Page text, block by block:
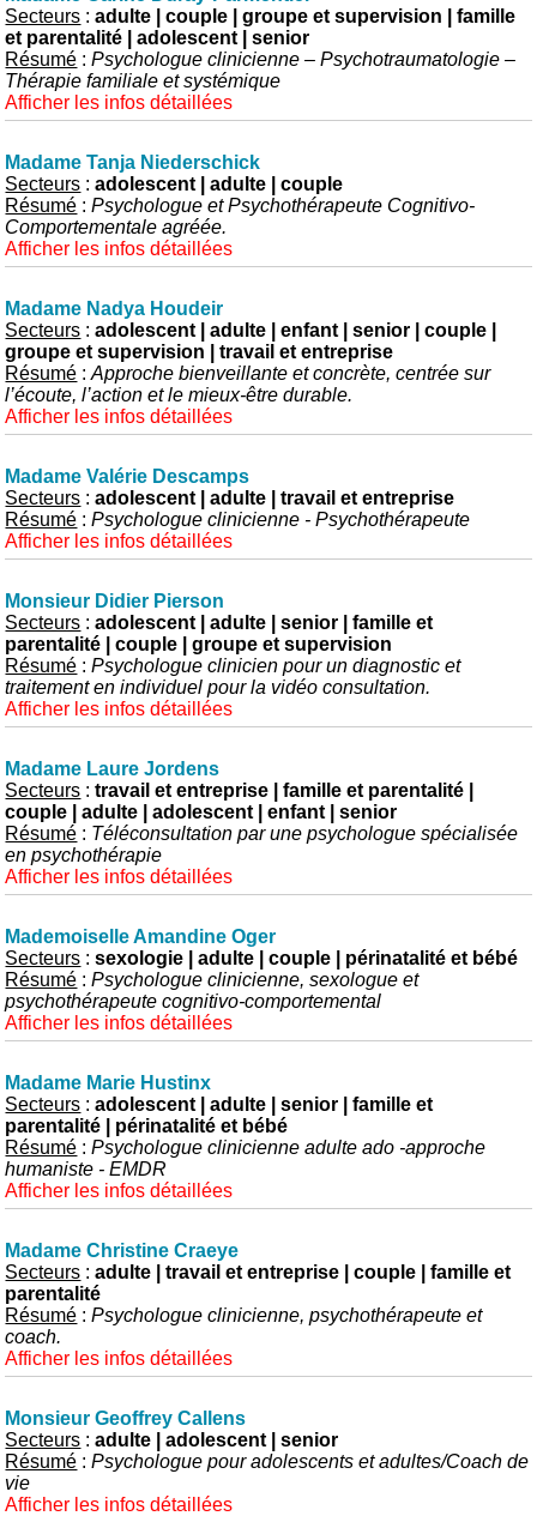
Secteurs :adulte | couple | groupe et supervision | famille
et parentalité | adolescent | senior
Résumé :Psychologue clinicienne – Psychotraumatologie –
Thérapie familiale et systémique
Afficher les infos détaillées
Madame Tanja Niederschick
Secteurs :adolescent | adulte | couple
Résumé :Psychologue et Psychothérapeute Cognitivo-
Comportementale agréée.
Afficher les infos détaillées
Madame Nadya Houdeir
Secteurs :adolescent | adulte | enfant | senior | couple |
groupe et supervision | travail et entreprise
Résumé :Approche bienveillante et concrète, centrée sur
l’écoute, l’action et le mieux-être durable.
Afficher les infos détaillées
Madame Valérie Descamps
Secteurs :adolescent | adulte | travail et entreprise
Résumé :Psychologue clinicienne - Psychothérapeute
Afficher les infos détaillées
Monsieur Didier Pierson
Secteurs :adolescent | adulte | senior | famille et
parentalité | couple | groupe et supervision
Résumé :Psychologue clinicien pour un diagnostic et
traitement en individuel pour la vidéo consultation.
Afficher les infos détaillées
Madame Laure Jordens
Secteurs :travail et entreprise | famille et parentalité |
couple | adulte | adolescent | enfant | senior
Résumé : Téléconsultation par une psychologue spécialisée
en psychothérapie
Afficher les infos détaillées
Mademoiselle Amandine Oger
Secteurs :sexologie | adulte | couple | périnatalité et bébé
Résumé :Psychologue clinicienne, sexologue et
psychothérapeute cognitivo-comportemental
Afficher les infos détaillées
Madame Marie Hustinx
Secteurs :adolescent | adulte | senior | famille et
parentalité | périnatalité et bébé
Résumé :Psychologue clinicienne adulte ado -approche
humaniste - EMDR
Afficher les infos détaillées
Madame Christine Craeye
Secteurs :adulte | travail et entreprise | couple | famille et
parentalité
Résumé :Psychologue clinicienne, psychothérapeute et
coach.
Afficher les infos détaillées
Monsieur Geoffrey Callens
Secteurs :adulte | adolescent | senior
Résumé :Psychologue pour adolescents et adultes/Coach de
vie
Afficher les infos détaillées